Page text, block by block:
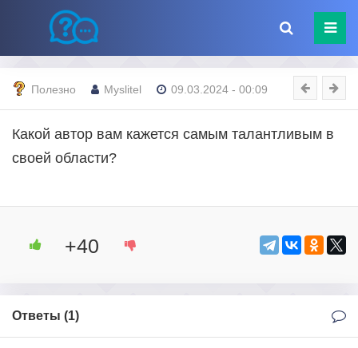
Полезно Myslitel 09.03.2024 - 00:09
Какой автор вам кажется самым талантливым в
своей области?
+40
Ответы (1)